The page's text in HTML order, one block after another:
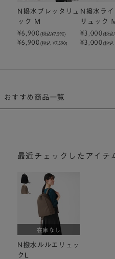
N撥水ブレッタリュ
ック M
¥6,900(税込¥7,590)
¥6,900(税込 ¥7,590)
N撥水ラ
リュック
¥3,000(税込
¥3,000(税込
おすすめ商品一覧
最近チェックしたアイテ
在庫なし
N撥水ルルエリュッ
クL